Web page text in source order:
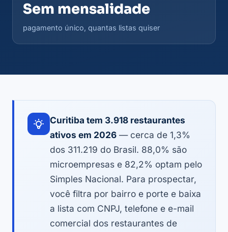
Sem mensalidade
pagamento único, quantas listas quiser
Curitiba tem 3.918 restaurantes
ativos em 2026 — cerca de 1,3%
dos 311.219 do Brasil. 88,0% são
microempresas e 82,2% optam pelo
Simples Nacional. Para prospectar,
você filtra por bairro e porte e baixa
a lista com CNPJ, telefone e e-mail
comercial dos restaurantes de